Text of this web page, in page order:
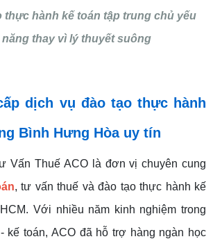
thực hành kế toán tập trung chủ yếu
năng thay vì lý thuyết suông
dịch vụ đào tạo thực hành
Bình Hưng Hòa uy tín
Vấn Thuế ACO là đơn vị chuyên cung
, tư vấn thuế và đào tạo thực hành kế
Với nhiều năm kinh nghiệm trong
kế toán, ACO đã hỗ trợ hàng ngàn học